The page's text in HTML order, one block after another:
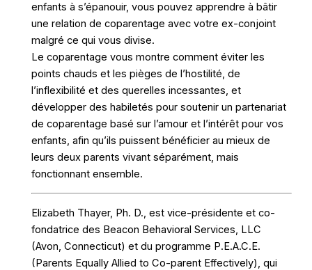
enfants à s’épanouir, vous pouvez apprendre à bâtir
une relation de coparentage avec votre ex-conjoint
malgré ce qui vous divise.
Le coparentage vous montre comment éviter les
points chauds et les pièges de l’hostilité, de
l’inflexibilité et des querelles incessantes, et
développer des habiletés pour soutenir un partenariat
de coparentage basé sur l’amour et l’intérêt pour vos
enfants, afin qu’ils puissent bénéficier au mieux de
leurs deux parents vivant séparément, mais
fonctionnant ensemble.
Elizabeth Thayer, Ph. D., est vice-présidente et co-
fondatrice des Beacon Behavioral Services, LLC
(Avon, Connecticut) et du programme P.E.A.C.E.
(Parents Equally Allied to Co-parent Effectively), qui